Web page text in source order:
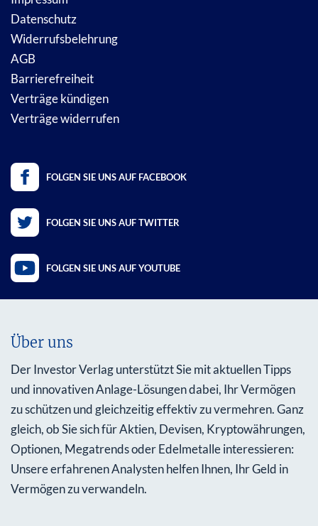
Datenschutz
Widerrufsbelehrung
AGB
Barrierefreiheit
Verträge kündigen
Verträge widerrufen
FOLGEN SIE UNS AUF FACEBOOK
FOLGEN SIE UNS AUF TWITTER
FOLGEN SIE UNS AUF YOUTUBE
Über uns
Der Investor Verlag unterstützt Sie mit aktuellen Tipps
und innovativen Anlage-Lösungen dabei, Ihr Vermögen
zu schützen und gleichzeitig effektiv zu vermehren. Ganz
gleich, ob Sie sich für Aktien, Devisen, Kryptowährungen,
Optionen, Megatrends oder Edelmetalle interessieren:
Unsere erfahrenen Analysten helfen Ihnen, Ihr Geld in
Vermögen zu verwandeln.